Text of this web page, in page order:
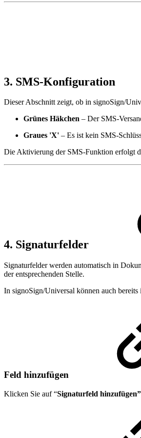
3. SMS-Konfiguration
Dieser Abschnitt zeigt, ob in signoSign/
Grünes Häkchen – Der SMS-
Graues 'X' – Es ist kein SMS-
Die Aktivierung der SMS-Funktion erfolgt
4. Signaturfelder
Signaturfelder werden automatisch in
der entsprechenden Stelle.
In signoSign/Universal können auch
Feld hinzufügen
Klicken Sie auf “Signaturfeld hinzufügen”